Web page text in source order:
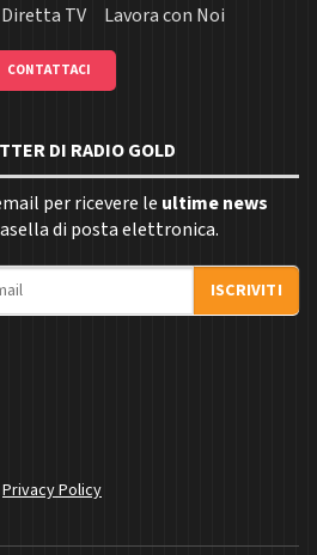
Diretta TV Lavora con Noi
CONTATTACI
DI RADIO GOLD
per ricevere le ultime news
di posta elettronica.
ISCRIVITI
Privacy Policy